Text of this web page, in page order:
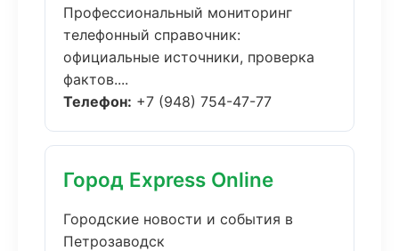
Профессиональный мониторинг
телефонный справочник:
официальные источники, проверка
фактов....
Телефон: +7 (948) 754-47-77
Город Express Online
Городские новости и события в
Петрозаводск